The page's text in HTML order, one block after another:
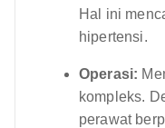
Hal ini
hipertensi.
Operasi:
kompleks.
perawat